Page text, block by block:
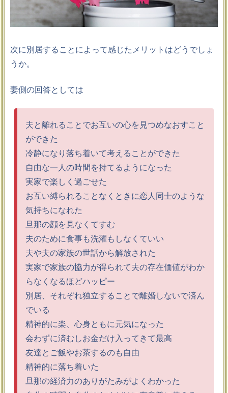
次に別居することによって感じたメリットはどうでしょ
うか。
妻側の回答としては
夫と離れることでお互いの心を見つめなおすこと
ができた
冷静になり落ち着いて考えることができた
自由な一人の時間を持てるようになった
実家で楽しく過ごせた
お互い縛られることなくときに恋人同士のような
気持ちになれた
旦那の顔を見なくてすむ
夫のために食事も洗濯もしなくていい
夫や夫の家族の世話から解放された
実家で家族の協力が得られて夫の存在価値がわか
らなくなるほどハッピー
別居、それぞれ独立することで離婚しないで済ん
でいる
精神的に楽、心身ともに元気になった
会わずに済むしお金だけ入ってきて最高
友達とご飯やお茶するのも自由
精神的に落ち着いた
旦那の経済力のありがたみがよくわかった